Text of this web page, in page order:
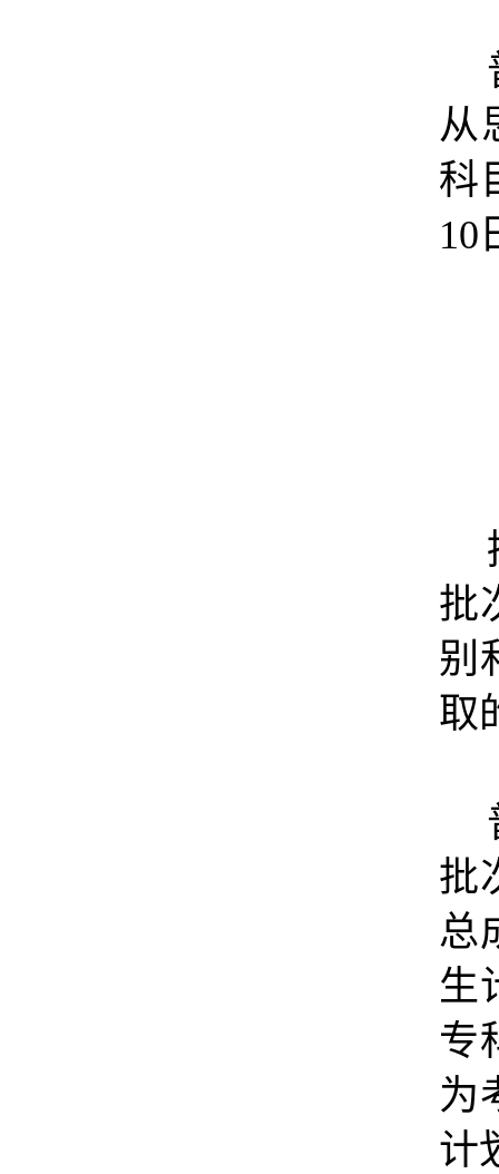
从
科
10
批
别
取
批
总
生
专
为
计